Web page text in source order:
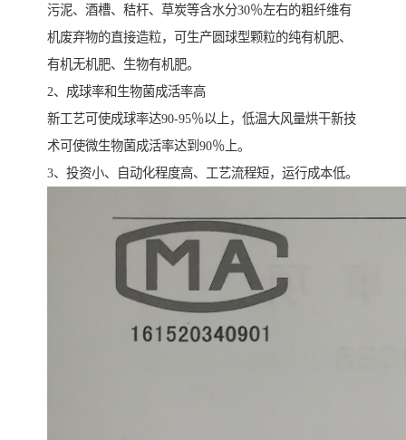
污泥、酒槽、秸杆、草炭等含水分30％左右的粗纤维有
机废弃物的直接造粒，可生产圆球型颗粒的纯有机肥、
有机无机肥、生物有机肥。
2、成球率和生物菌成活率高
新工艺可使成球率达90-95％以上，低温大风量烘干新技
术可使微生物菌成活率达到90％上。
3、投资小、自动化程度高、工艺流程短，运行成本低。